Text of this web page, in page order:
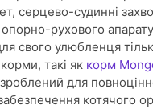
серцево-судинні
рухового
свого улюбленця
такі як корм
для
котячого